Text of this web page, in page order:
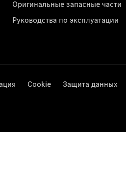
Оригинальные запасные части
Руководства по эксплуатации
Cookie Защита данных